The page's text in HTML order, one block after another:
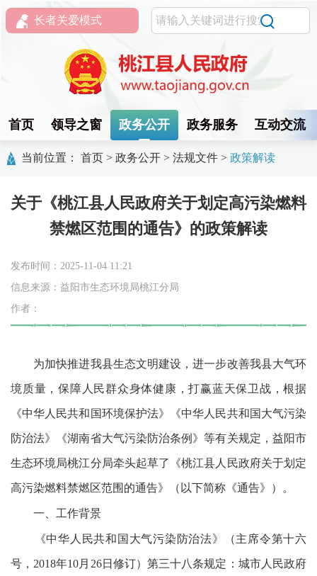
长者关爱模式
首页 领导之窗 政务公开 政务服务 互动交流
当前位置： 首页 > 政务公开 > 法规文件 > 政策解读
关于《桃江县人民政府关于划定高污染燃料
禁燃区范围的通告》的政策解读
发布时间：2025-11-04 11:21
信息来源：益阳市生态环境局桃江分局
作者：
为加快推进我县生态文明建设，进一步改善我县大气环
境质量，保障人民群众身体健康，打赢蓝天保卫战，根据
《中华人民共和国环境保护法》《中华人民共和国大气污染
防治法》《湖南省大气污染防治条例》等有关规定，益阳市
生态环境局桃江分局牵头起草了《桃江县人民政府关于划定
高污染燃料禁燃区范围的通告》（以下简称《通告》）。
一、工作背景
《中华人民共和国大气污染防治法》（主席令第十六
号，2018年10月26日修订）第三十八条规定：城市人民政府